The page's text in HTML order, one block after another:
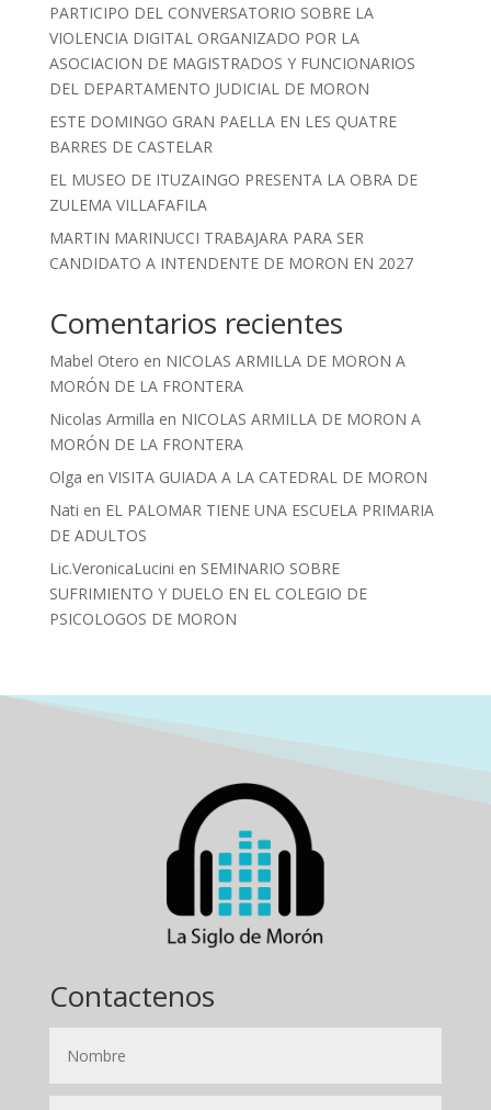
PARTICIPO DEL CONVERSATORIO SOBRE LA
VIOLENCIA DIGITAL ORGANIZADO POR LA
ASOCIACION DE MAGISTRADOS Y FUNCIONARIOS
DEL DEPARTAMENTO JUDICIAL DE MORON
ESTE DOMINGO GRAN PAELLA EN LES QUATRE
BARRES DE CASTELAR
EL MUSEO DE ITUZAINGO PRESENTA LA OBRA DE
ZULEMA VILLAFAFILA
MARTIN MARINUCCI TRABAJARA PARA SER
CANDIDATO A INTENDENTE DE MORON EN 2027
Comentarios recientes
Mabel Otero en NICOLAS ARMILLA DE MORON A
MORÓN DE LA FRONTERA
Nicolas Armilla en NICOLAS ARMILLA DE MORON A
MORÓN DE LA FRONTERA
Olga en VISITA GUIADA A LA CATEDRAL DE MORON
Nati en EL PALOMAR TIENE UNA ESCUELA PRIMARIA
DE ADULTOS
Lic.VeronicaLucini en SEMINARIO SOBRE
SUFRIMIENTO Y DUELO EN EL COLEGIO DE
PSICOLOGOS DE MORON
Contactenos